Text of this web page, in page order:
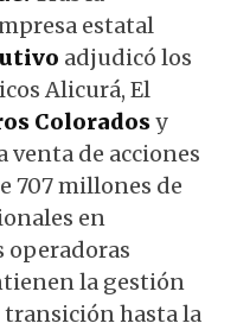
estatal
adjudicó los
Alicurá, El
Coloradosy
venta de acciones
707 millones de
en
operadoras
la gestión
transición hasta la